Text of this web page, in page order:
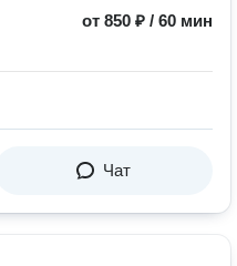
от 850 ₽ / 60 мин
Чат